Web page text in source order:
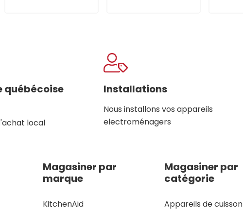
québécoise
local
Installations
Nous installons vos appareils
electroménagers
Magasiner par
marque
KitchenAid
Magasiner par
catégorie
Appareils de cuisson